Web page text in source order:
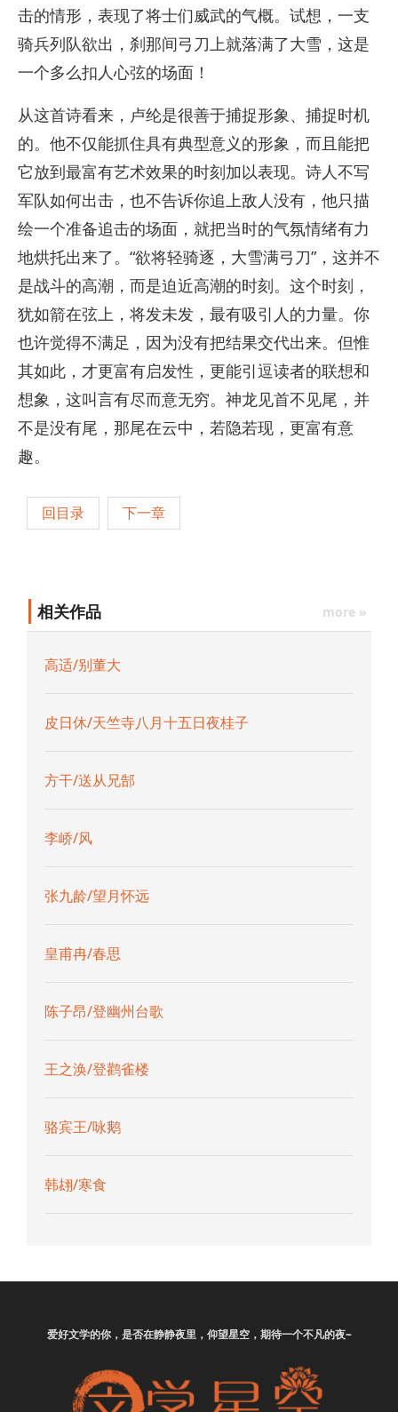
击的情形，表现了将士们威武的气概。试想，一支
骑兵列队欲出，刹那间弓刀上就落满了大雪，这是
一个多么扣人心弦的场面！
从这首诗看来，卢纶是很善于捕捉形象、捕捉时机
的。他不仅能抓住具有典型意义的形象，而且能把
它放到最富有艺术效果的时刻加以表现。诗人不写
军队如何出击，也不告诉你追上敌人没有，他只描
绘一个准备追击的场面，就把当时的气氛情绪有力
地烘托出来了。“欲将轻骑逐，大雪满弓刀”，这并不
是战斗的高潮，而是迫近高潮的时刻。这个时刻，
犹如箭在弦上，将发未发，最有吸引人的力量。你
也许觉得不满足，因为没有把结果交代出来。但惟
其如此，才更富有启发性，更能引逗读者的联想和
想象，这叫言有尽而意无穷。神龙见首不见尾，并
不是没有尾，那尾在云中，若隐若现，更富有意
趣。
回目录 下一章
相关作品 more »
高适/别董大
皮日休/天竺寺八月十五日夜桂子
方干/送从兄郜
李峤/风
张九龄/望月怀远
皇甫冉/春思
陈子昂/登幽州台歌
王之涣/登鹳雀楼
骆宾王/咏鹅
韩翃/寒食
爱好文学的你，是否在静静夜里，仰望星空，期待一个不凡的夜~